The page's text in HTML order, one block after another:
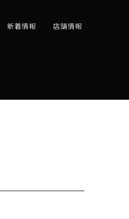
新着情報 店舗情報